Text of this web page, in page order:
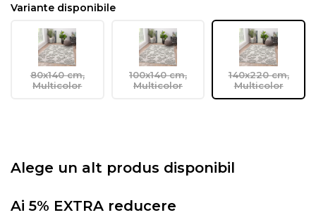
Variante disponibile
80x140 cm,
Multicolor
100x140 cm,
Multicolor
140x220 cm,
Multicolor
Alege un alt produs disponibil
Ai 5% EXTRA reducere